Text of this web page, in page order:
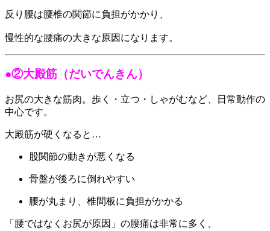
反り腰は腰椎の関節に負担がかかり、
慢性的な腰痛の大きな原因になります。
●②大殿筋（だいでんきん）
お尻の大きな筋肉。歩く・立つ・しゃがむなど、日常動作の
中心です。
大殿筋が硬くなると…
股関節の動きが悪くなる
骨盤が後ろに倒れやすい
腰が丸まり、椎間板に負担がかかる
「腰ではなくお尻が原因」の腰痛は非常に多く、